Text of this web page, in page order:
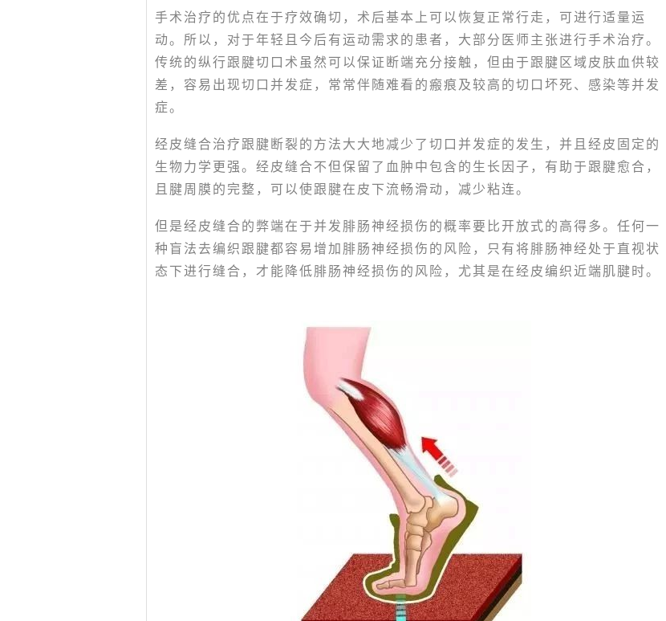
手术治疗的优点在于疗效确切，术后基本上可以恢复正常行走，可进行适量运
动。所以，对于年轻且今后有运动需求的患者，大部分医师主张进行手术治疗。
传统的纵行跟腱切口术虽然可以保证断端充分接触，但由于跟腱区域皮肤血供较
差，容易出现切口并发症，常常伴随难看的瘢痕及较高的切口坏死、感染等并发
症。
经皮缝合治疗跟腱断裂的方法大大地减少了切口并发症的发生，并且经皮固定的
生物力学更强。经皮缝合不但保留了血肿中包含的生长因子，有助于跟腱愈合，
且腱周膜的完整，可以使跟腱在皮下流畅滑动，减少粘连。
但是经皮缝合的弊端在于并发腓肠神经损伤的概率要比开放式的高得多。任何一
种盲法去编织跟腱都容易增加腓肠神经损伤的风险，只有将腓肠神经处于直视状
态下进行缝合，才能降低腓肠神经损伤的风险，尤其是在经皮编织近端肌腱时。